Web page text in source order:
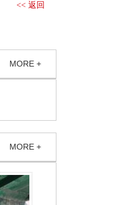
<< 返回
MORE +
MORE +